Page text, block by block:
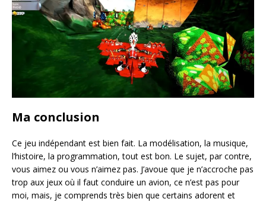
Ma conclusion
Ce jeu indépendant est bien fait. La modélisation, la musique,
l’histoire, la programmation, tout est bon. Le sujet, par contre,
vous aimez ou vous n’aimez pas. J’avoue que je n’accroche pas
trop aux jeux où il faut conduire un avion, ce n’est pas pour
moi, mais, je comprends très bien que certains adorent et